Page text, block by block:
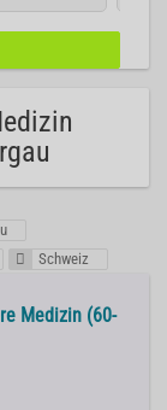
Schweiz
Medizin (60-